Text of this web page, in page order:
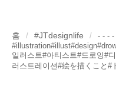
홈 / #JTdesignlife /
- - - -
일러스트#아티스트#드로잉#
러스트레이션#絵を描くこと#